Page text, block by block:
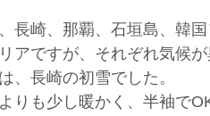
長崎、那覇、石垣島、韓
アですが、それぞれ気候
、長崎の初雪でした。
りも少し暖かく、半袖で